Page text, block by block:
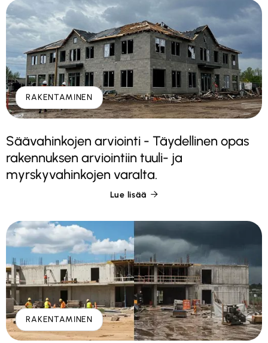
RAKENTAMINEN
Säävahinkojen arviointi - Täydellinen opas
rakennuksen arviointiin tuuli- ja
myrskyvahinkojen varalta.
Lue lisää 
RAKENTAMINEN